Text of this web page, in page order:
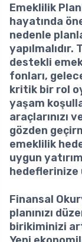
Emeklilik
hayatında
nedenle
destekli
fonları,
kritik bir rol
yaşam
araçlarınızı
gözden
emeklilik
uygun
hedeflerinize
Finansal
planınızı
birikiminizi